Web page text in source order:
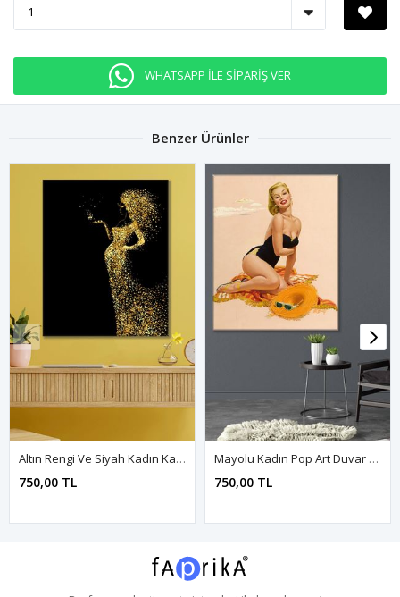
WHATSAPP İLE SİPARİŞ VER
Benzer Ürünler
Altın Rengi Ve Siyah Kadın Kanvas Duvar Tablo 3322436
750,00 TL
Mayolu Kadın Pop Art Duvar Kanvas Tablo 3322015
750,00 TL